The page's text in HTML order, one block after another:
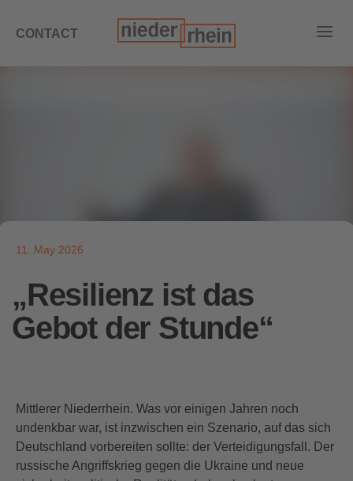
CONTACT
11. May 2026
„Resilienz ist das
Gebot der Stunde“
Mittlerer Niederrhein. Was vor einigen Jahren noch
undenkbar war, ist inzwischen ein Szenario, auf das sich
Deutschland vorbereiten sollte: der Verteidigungsfall. Der
russische Angriffskrieg gegen die Ukraine und neue